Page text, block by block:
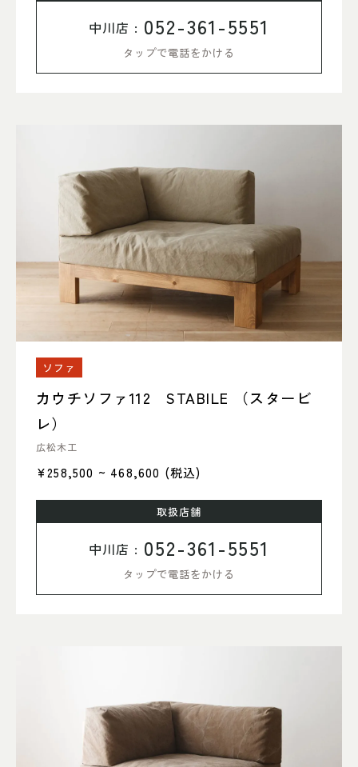
中川店 : 052-361-5551
タップで電話をかける
ソファ
カウチソファ112 STABILE （スタービ
レ）
広松木工
¥258,500 ~ 468,600 (税込)
取扱店舗
中川店 : 052-361-5551
タップで電話をかける